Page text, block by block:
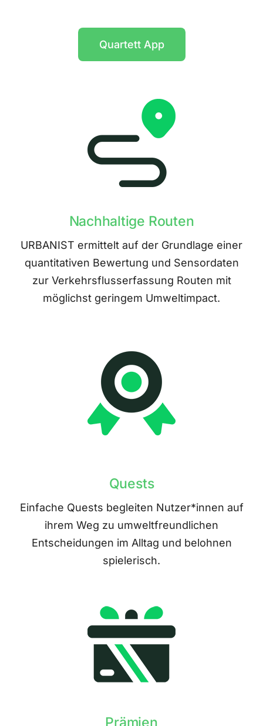
Quartett App
Nachhaltige Routen
URBANIST ermittelt auf der Grundlage einer
quantitativen Bewertung und Sensordaten
zur Verkehrsflusserfassung Routen mit
möglichst geringem Umweltimpact.
Quests
Einfache Quests begleiten Nutzer*innen auf
ihrem Weg zu umweltfreundlichen
Entscheidungen im Alltag und belohnen
spielerisch.
Prämien